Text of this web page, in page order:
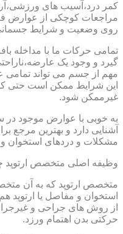
کمر درد،آسیب های
مراجعات کوچکی از عوارض
روی وضعیت و شرایط جسمانی
تمامی حرکات ما با مداخله
گیرد و وجود یک
مهم از جسم می تواند تمامی
این شرایط ممکن است حتی
غیرممکن شود.
به خوبی با عوارض موجود در
آشنایی دارد و بهترین مرجع
مشکلات و دردهای استخوان
وظیفه اصلی متخصص
متخصص ارتوپد که به آن
استخوان و مفاصل یا ارتوپد
از روش های جراحی و
حرکتی بدن اهتمام ورزد.